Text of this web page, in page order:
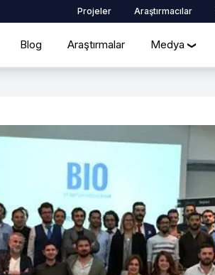
Projeler Araştırmacılar
Blog Araştırmalar Medya ❯